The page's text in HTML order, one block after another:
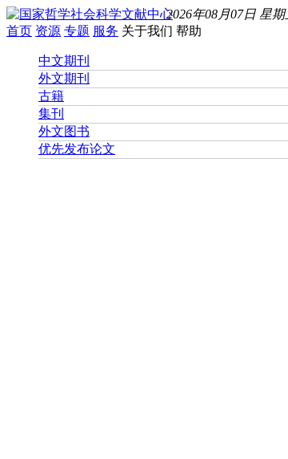
2026年08月07日 星期
首页 资源 专题 服务 关于我们 帮助
中文期刊
外文期刊
古籍
集刊
外文图书
优先发布论文